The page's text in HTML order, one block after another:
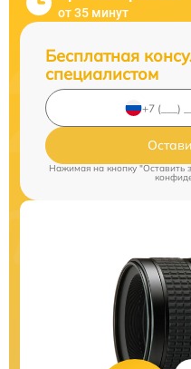
от 35 минут
Бесплатная
специалистом
Нажимая на кнопку "Оставить